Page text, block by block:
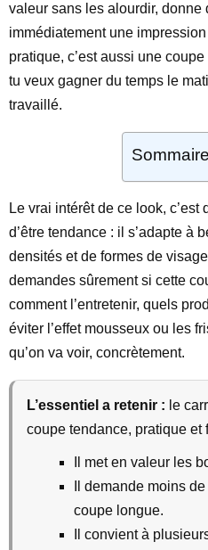
valeur sans les alourdir, donne
immédiatement une
pratique, c’est aussi une
tu veux gagner du temps le
travaillé.
Sommaire
Le vrai intérêt de ce look, c’est
d’être tendance : il s’adapte à
densités et de formes de
demandes sûrement si cette
comment l’entretenir, quels
éviter l’effet mousseux ou les
qu’on va voir, concrètement.
L’essentiel a retenir : le
coupe tendance, pratique et
Il met en valeur les
Il demande moins
coupe longue.
Il convient à